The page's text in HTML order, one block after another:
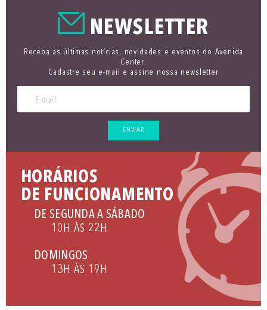
NEWSLETTER
Receba as últimas notícias, novidades e eventos do Avenida
Center.
Cadastre seu e-mail e assine nossa newsletter
ENVIAR
HORÁRIOS
DE FUNCIONAMENTO
DE SEGUNDA A SÁBADO
10H ÀS 22H
DOMINGOS
13H ÀS 19H